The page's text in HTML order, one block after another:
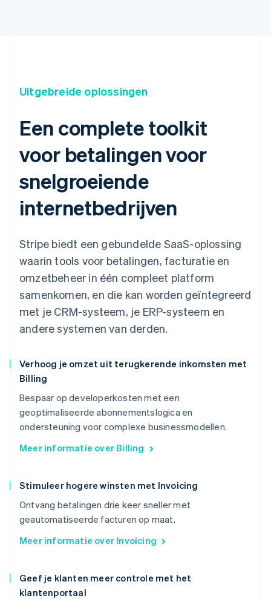
Uitgebreide oplossingen
Een complete toolkit
voor betalingen voor
snelgroeiende
internetbedrijven
Stripe biedt een gebundelde SaaS-oplossing
waarin tools voor betalingen, facturatie en
omzetbeheer in één compleet platform
samenkomen, en die kan worden geïntegreerd
met je CRM-systeem, je ERP-systeem en
andere systemen van derden.
Verhoog je omzet uit terugkerende inkomsten met
Billing
Bespaar op developerkosten met een
geoptimaliseerde abonnementslogica en
ondersteuning voor complexe businessmodellen.
Meer informatie over Billing
Stimuleer hogere winsten met Invoicing
Ontvang betalingen drie keer sneller met
geautomatiseerde facturen op maat.
Meer informatie over Invoicing
Geef je klanten meer controle met het
klantenportaal